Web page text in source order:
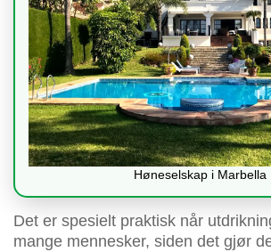
Høneselskap i Marbella
Det er spesielt praktisk når
mange mennesker, siden det gjør